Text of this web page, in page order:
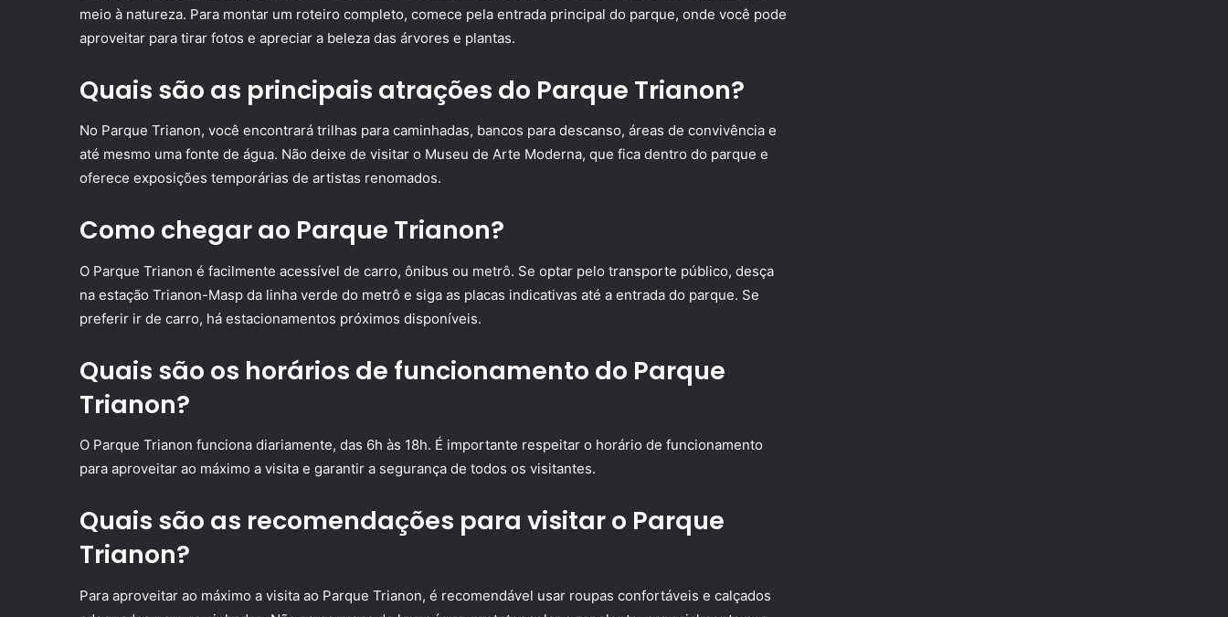
meio à natureza. Para montar um roteiro completo, comece pela entrada principal do parque, onde você pode
aproveitar para tirar fotos e apreciar a beleza das árvores e plantas.
Quais são as principais atrações do Parque Trianon?
No Parque Trianon, você encontrará trilhas para caminhadas, bancos para descanso, áreas de convivência e
até mesmo uma fonte de água. Não deixe de visitar o Museu de Arte Moderna, que fica dentro do parque e
oferece exposições temporárias de artistas renomados.
Como chegar ao Parque Trianon?
O Parque Trianon é facilmente acessível de carro, ônibus ou metrô. Se optar pelo transporte público, desça
na estação Trianon-Masp da linha verde do metrô e siga as placas indicativas até a entrada do parque. Se
preferir ir de carro, há estacionamentos próximos disponíveis.
Quais são os horários de funcionamento do Parque
Trianon?
O Parque Trianon funciona diariamente, das 6h às 18h. É importante respeitar o horário de funcionamento
para aproveitar ao máximo a visita e garantir a segurança de todos os visitantes.
Quais são as recomendações para visitar o Parque
Trianon?
Para aproveitar ao máximo a visita ao Parque Trianon, é recomendável usar roupas confortáveis e calçados